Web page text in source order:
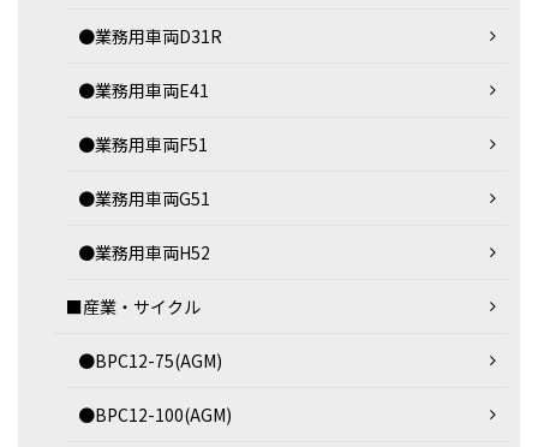
●業務用車両D31R
●業務用車両E41
●業務用車両F51
●業務用車両G51
●業務用車両H52
■産業・サイクル
●BPC12-75(AGM)
●BPC12-100(AGM)